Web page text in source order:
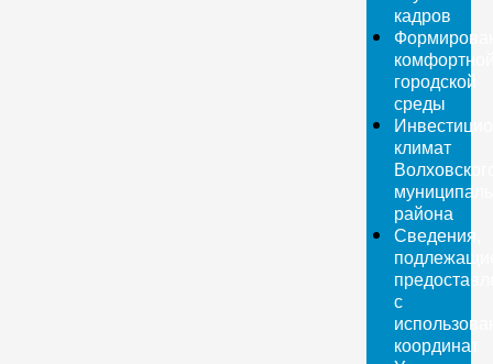
кадров
городской
среды
климат
района
Сведения,
с
координат